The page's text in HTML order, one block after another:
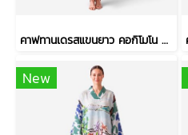
คาฟทานเดรสแขนยาว คอกิโมโน - สีดำ : ลายวงพู่กันหนา และเส้นตารางสเก็ตช์
New